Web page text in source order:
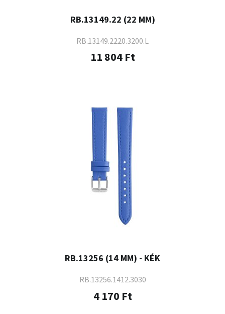
RB.13149.22 (22 MM)
RB.13149.2220.3200.L
11 804 Ft
RB.13256 (14 MM) - KÉK
RB.13256.1412.3030
4 170 Ft